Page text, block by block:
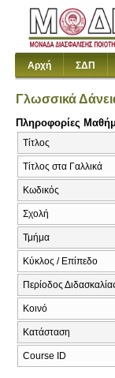
Αρχή ΣΔΠ
Γλωσσικά
Πληροφορίες
Τίτλος
Τίτλος στα Γαλλικά
Κωδικός
Σχολή
Τμήμα
Κύκλος / Επίπεδο
Περίοδος
Κοινό
Κατάσταση
Course ID